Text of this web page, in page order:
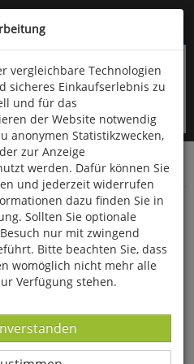
überspringen
9323-960
vergleichbare Technologien
sicheres Einkaufserlebnis zu
und für das
der Website notwendig
anonymen Statistikzwecken,
zur Anzeige
werden. Dafür können Sie
und jederzeit widerrufen
dazu finden Sie in
Sollten Sie optionale
nur mit zwingend
Bitte beachten Sie, dass
womöglich nicht mehr alle
Verfügung stehen.
-